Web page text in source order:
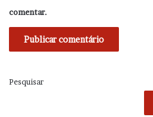
comentar.
Pesquisar